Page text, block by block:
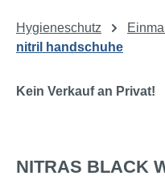
Hygieneschutz
nitril handschuhe
Kein Verkauf an Privat!
NITRAS BLACK